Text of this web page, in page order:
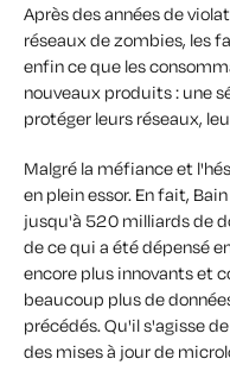
Après des années de
réseaux de zombies, les
enfin ce que les
nouveaux produits : une
protéger leurs réseaux,
Malgré la méfiance et
en plein essor. En fait,
jusqu'à 520 milliards de
de ce qui a été dépensé
encore plus innovants et
beaucoup plus de
précédés. Qu'il s'agisse
des mises à jour de